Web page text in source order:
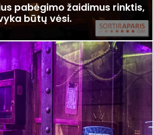
pabėgimo žaidimus rinktis,
būtų vėsi.